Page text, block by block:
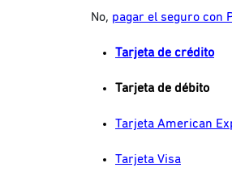
No, pagar el seguro con
Tarjeta de crédito
Tarjeta de débito
Tarjeta American
Tarjeta Visa